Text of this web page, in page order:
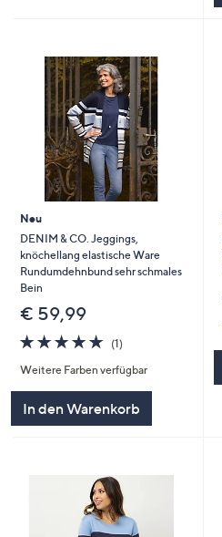
Neu
DENIM & CO. Jeggings,
knöchellang elastische Ware
Rundumdehnbund sehr schmales
Bein
€ 59,99
5.0
von
5
(1)
Weitere Farben verfügbar
In den Warenkorb